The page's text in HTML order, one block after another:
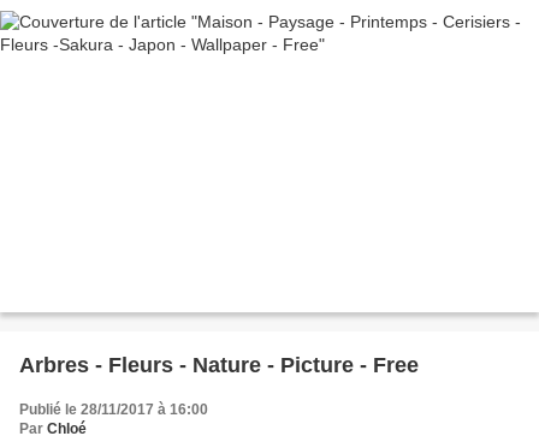
Arbres - Fleurs - Nature - Picture - Free
Publié le 28/11/2017 à 16:00
Par Chloé